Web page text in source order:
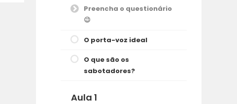
Preencha o questionário
😉
O porta-voz ideal
O que são os
sabotadores?
Aula 1